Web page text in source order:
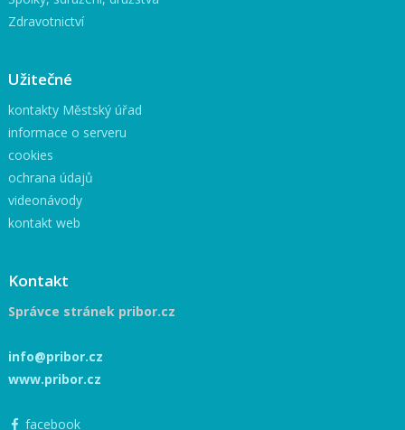
Zdravotnictví
Užitečné
kontakty Městský úřad
informace o serveru
cookies
ochrana údajů
videonávody
kontakt web
Kontakt
Správce stránek pribor.cz
info@pribor.cz
www.pribor.cz
facebook